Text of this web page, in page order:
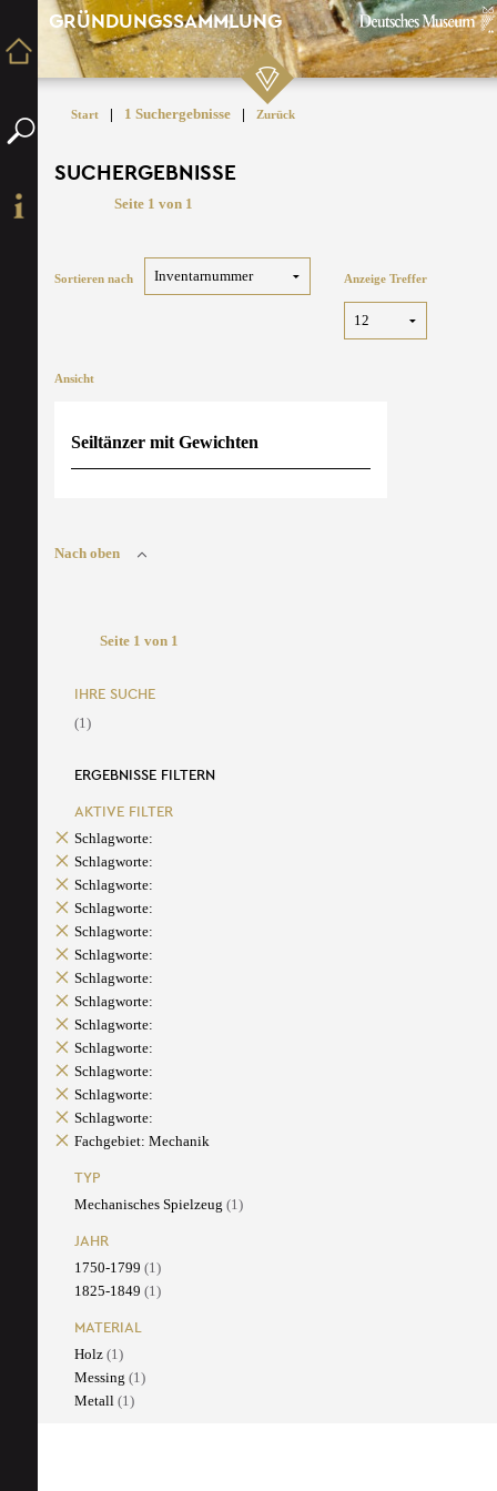
GRÜNDUNGSSAMMLUNG
Start | 1 Suchergebnisse | Zurück
SUCHERGEBNISSE
Seite 1 von 1
Sortieren nach Anzeige Treffer
Ansicht
Seiltänzer mit Gewichten
Nach oben
Seite 1 von 1
IHRE SUCHE
(1)
ERGEBNISSE FILTERN
AKTIVE FILTER
Schlagworte:
Schlagworte:
Schlagworte:
Schlagworte:
Schlagworte:
Schlagworte:
Schlagworte:
Schlagworte:
Schlagworte:
Schlagworte:
Schlagworte:
Schlagworte:
Schlagworte:
Fachgebiet: Mechanik
TYP
Mechanisches Spielzeug (1)
JAHR
1750-1799 (1)
1825-1849 (1)
MATERIAL
Holz (1)
Messing (1)
Metall (1)